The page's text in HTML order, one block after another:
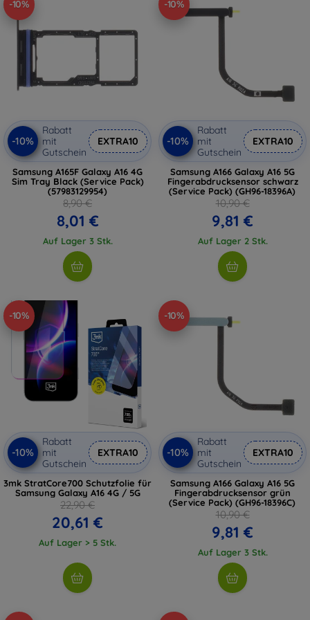
-10%
-10%
Rabatt
mit
Gutschein
EXTRA10
Samsung A165F Galaxy A16 4G
Sim Tray Black (Service Pack)
(57983129954)
8,90 €
8,01 €
Auf Lager 3 Stk.
-10%
-10%
Rabatt
mit
Gutschein
EXTRA10
Samsung A166 Galaxy A16 5G
Fingerabdrucksensor schwarz
(Service Pack) (GH96-18396A)
10,90 €
9,81 €
Auf Lager 2 Stk.
-10%
-10%
Rabatt
mit
Gutschein
EXTRA10
3mk StratCore700 Schutzfolie für
Samsung Galaxy A16 4G / 5G
22,90 €
20,61 €
Auf Lager > 5 Stk.
-10%
-10%
Rabatt
mit
Gutschein
EXTRA10
Samsung A166 Galaxy A16 5G
Fingerabdrucksensor grün
(Service Pack) (GH96-18396C)
10,90 €
9,81 €
Auf Lager 3 Stk.